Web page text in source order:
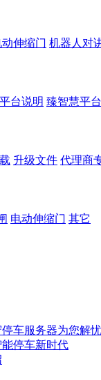
动伸缩门 机器人对
台说明 臻智慧平
升级文件 代理商
电动伸缩门 其它
车服务器为您解忧
停车新时代